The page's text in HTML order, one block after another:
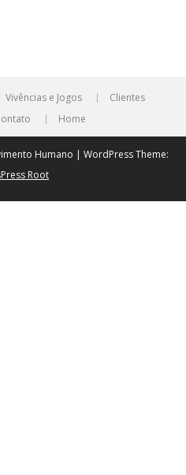
Vivências e Jogos
Clientes
Home
Humano | WordPress Theme:
Root